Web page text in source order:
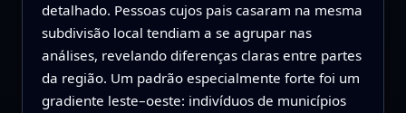
detalhado. Pessoas cujos pais casaram na mesma
subdivisão local tendiam a se agrupar nas
análises, revelando diferenças claras entre partes
da região. Um padrão especialmente forte foi um
gradiente leste–oeste: indivíduos de municípios